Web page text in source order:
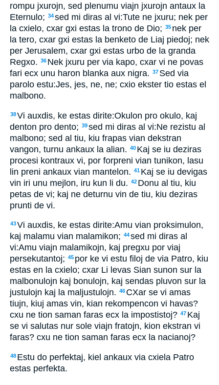
rompu jxurojn, sed plenumu viajn jxurojn antaux la
Eternulo; 34sed mi diras al vi:Tute ne jxuru; nek per
la cxielo, cxar gxi estas la trono de Dio; 35 nek per
la tero, cxar gxi estas la benketo de Liaj piedoj; nek
per Jerusalem, cxar gxi estas urbo de la granda
Regxo. 36 Nek jxuru per via kapo, cxar vi ne povas
fari ecx unu haron blanka aux nigra. 37 Sed via
parolo estu:Jes, jes, ne, ne; cxio ekster tio estas el
malbono.
38Vi auxdis, ke estas dirite:Okulon pro okulo, kaj
denton pro dento; 39sed mi diras al vi:Ne rezistu al
malbono; sed al tiu, kiu frapas vian dekstran
vangon, turnu ankaux la alian. 40 Kaj se iu deziras
procesi kontraux vi, por forpreni vian tunikon, lasu
lin preni ankaux vian mantelon. 41 Kaj se iu devigas
vin iri unu mejlon, iru kun li du. 42 Donu al tiu, kiu
petas de vi; kaj ne deturnu vin de tiu, kiu deziras
prunti de vi.
43Vi auxdis, ke estas dirite:Amu vian proksimulon,
kaj malamu vian malamikon; 44sed mi diras al
vi:Amu viajn malamikojn, kaj pregxu por viaj
persekutantoj; 45 por ke vi estu filoj de via Patro, kiu
estas en la cxielo; cxar Li levas Sian sunon sur la
malbonulojn kaj bonulojn, kaj sendas pluvon sur la
justulojn kaj la maljustulojn. 46 CXar se vi amas
tiujn, kiuj amas vin, kian rekompencon vi havas?
cxu ne tion saman faras ecx la impostistoj? 47 Kaj
se vi salutas nur sole viajn fratojn, kion ekstran vi
faras? cxu ne tion saman faras ecx la nacianoj?
48 Estu do perfektaj, kiel ankaux via cxiela Patro
estas perfekta.